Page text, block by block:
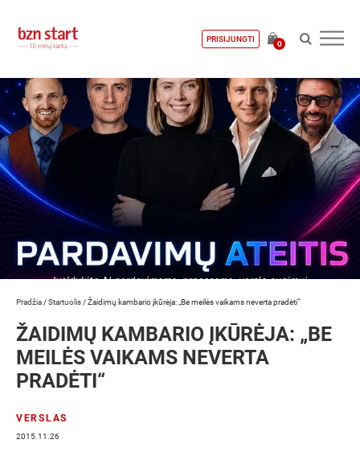
PRISIJUNGTI
0
Pradžia /Startuolis /Žaidimų kambario įkūrėja: „Be meilės vaikams neverta pradėti“
ŽAIDIMŲ KAMBARIO ĮKŪRĖJA: „BE
MEILĖS VAIKAMS NEVERTA
PRADĖTI“
VERSLAS
2015.11.26